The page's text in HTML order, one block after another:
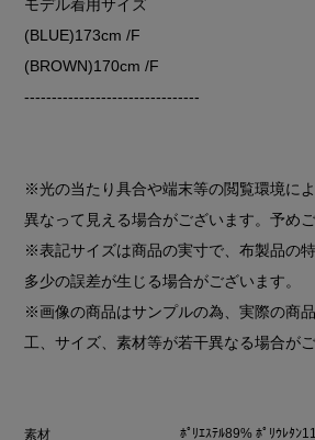
モデル着用サイズ
(BLUE)173cm /F
(BROWN)170cm /F
--------------------------------
※光の当たり具合や端末等の閲覧環境に
異なって見える場合がございます。予めご
※表記サイズは商品の実寸で、布製品の
多少の誤差が生じる場合がございます。
※画像の商品はサンプルの為、実際の商
工、サイズ、素材等が若干異なる場合がご
素材 ﾎﾟﾘｴｽﾃﾙ89% ﾎﾟﾘｳﾚﾀﾝ